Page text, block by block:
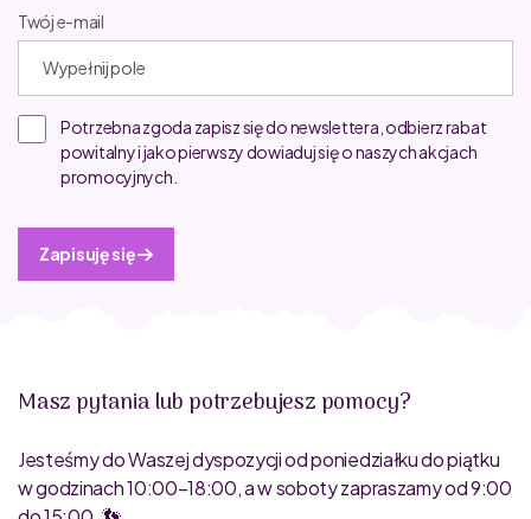
Twój e-mail
Potrzebna zgoda zapisz się do newslettera, odbierz rabat
powitalny i jako pierwszy dowiaduj się o naszych akcjach
promocyjnych.
Zapisuję się
Masz pytania lub potrzebujesz pomocy?
Jesteśmy do Waszej dyspozycji od poniedziałku do piątku
w godzinach 10:00–18:00, a w soboty zapraszamy od 9:00